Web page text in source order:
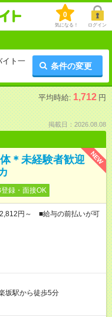
0
気になる！ ログイン
イト一
条件の変更
平均時給: 1,712 円
掲載日：2026.08.08
NEW
＊未経験者歓迎
録・面接OK
円～ ■給与の前払いが可
坂駅から徒歩5分